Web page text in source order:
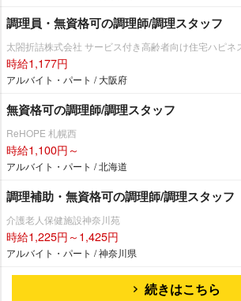
調理員・無資格可の調理師/調理スタッフ
太閤折詰株式会社 サービス付き高齢者向け住宅ハピネ
時給1,177円
アルバイト・パート / 大阪府
無資格可の調理師/調理スタッフ
ReHOPE 札幌西
時給1,100円～
アルバイト・パート / 北海道
調理補助・無資格可の調理師/調理スタッフ
介護老人保健施設神奈川苑
時給1,225円～1,425円
アルバイト・パート / 神奈川県
続きはこちら